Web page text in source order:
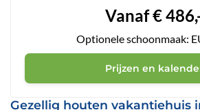
Gezellig houten vakantiehuis
Vanaf€
Optionele schoonmaak:
Prijzen en